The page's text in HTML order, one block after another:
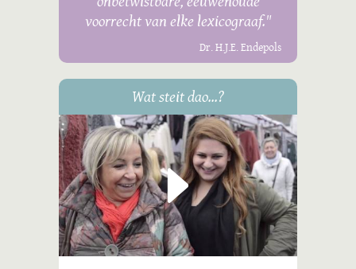
voorrecht van elke lexicograaf."
Dr. H.J.E. Endepols
Wat steit dao...?